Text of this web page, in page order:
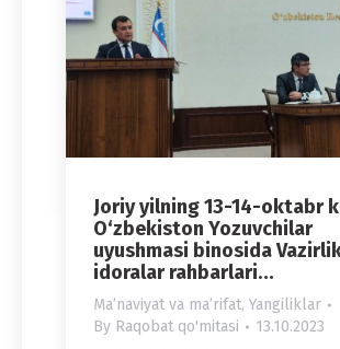
Joriy yilning 1З-14-оktаbr
O‘zbekiston Yozuvchilar
uyushmasi binosida
idoralar rahbarlari…
Maʼnaviyat va maʼrifat, Yangiliklar
By Raqobat qo'mitasi 13.10.2023